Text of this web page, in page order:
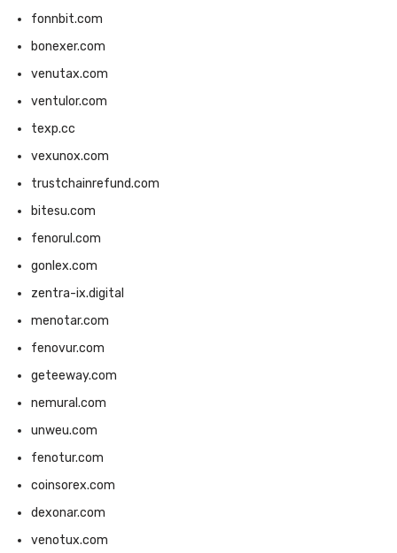
fonnbit.com
bonexer.com
venutax.com
ventulor.com
texp.cc
vexunox.com
trustchainrefund.com
bitesu.com
fenorul.com
gonlex.com
zentra-ix.digital
menotar.com
fenovur.com
geteeway.com
nemural.com
unweu.com
fenotur.com
coinsorex.com
dexonar.com
venotux.com